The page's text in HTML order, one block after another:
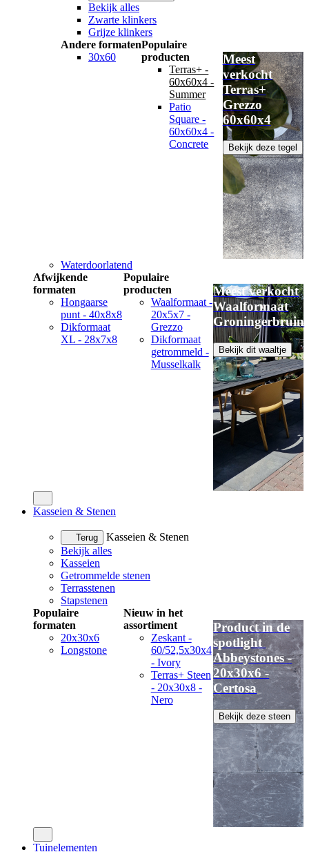
Bekijk alles
Zwarte klinkers
Grijze klinkers
Andere formaten
30x60
Populaire
producten
Terras+ -
60x60x4 -
Summer
Patio
Square -
60x60x4 -
Concrete
Meest
verkocht
Terras+
Grezzo
60x60x4
Bekijk deze tegel
Waterdoorlatend
Afwijkende
formaten
Hongaarse
punt - 40x8x8
Dikformaat
XL - 28x7x8
Populaire
producten
Waalformaat -
20x5x7 -
Grezzo
Dikformaat
getrommeld -
Musselkalk
Meest verkocht
Waalformaat
Groningerbruin
Bekijk dit waaltje
Kasseien & Stenen
Terug
Kasseien & Stenen
Bekijk alles
Kasseien
Getrommelde stenen
Terrasstenen
Stapstenen
Populaire
formaten
20x30x6
Longstone
Nieuw in het
assortiment
Zeskant -
60/52,5x30x4
- Ivory
Terras+ Steen
- 20x30x8 -
Nero
Product in de
spotlight
Abbeystones -
20x30x6 -
Certosa
Bekijk deze steen
Tuinelementen